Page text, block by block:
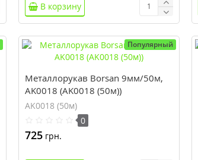
В корзину
Популярный
Металлорукав Borsan 9мм/50м,
AK0018 (AK0018 (50м))
AK0018 (50м)
0
725грн.